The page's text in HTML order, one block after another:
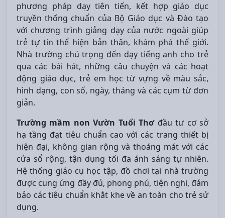
phương pháp dạy tiên tiến, kết hợp giáo dục
truyền thống chuẩn của Bộ Giáo dục và Đào tạo
với chương trình giảng dạy của nước ngoài giúp
trẻ tự tin thể hiện bản thân, khám phá thế giới.
Nhà trường chú trọng đến dạy tiếng anh cho trẻ
qua các bài hát, những câu chuyện và các hoạt
động giáo dục, trẻ em học từ vựng về màu sắc,
hình dạng, con số, ngày, tháng và các cụm từ đơn
giản.
Trường mầm non Vườn Tuổi Thơđầu tư cơ sở
hạ tầng đạt tiêu chuẩn cao với các trang thiết bị
hiện đại, không gian rộng và thoáng mát với các
cửa sổ rộng, tận dụng tối đa ánh sáng tự nhiên.
Hệ thống giáo cụ học tập, đồ chơi tại nhà trường
được cung ứng đầy đủ, phong phú, tiện nghi, đảm
bảo các tiêu chuẩn khắt khe về an toàn cho trẻ sử
dụng.